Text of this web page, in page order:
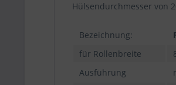
Hülsendurchmesser von
Bezeichnung:
für Rollenbreite
Ausführung